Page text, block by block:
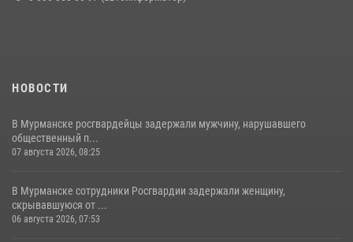
НОВОСТИ
В Мурманске росгвардейцы задержали мужчину, нарушавшего
общественный п...
07 августа 2026, 08:25
В Мурманске сотрудники Росгвардии задержали женщину,
скрывавшуюся от ...
06 августа 2026, 07:53